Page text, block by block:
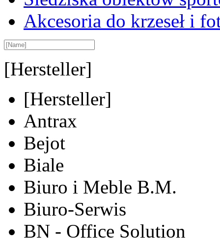
Akcesoria do krzeseł i
[Hersteller]
[Hersteller]
Antrax
Bejot
Biale
Biuro i Meble B.M.
Biuro-Serwis
BN - Office Solution